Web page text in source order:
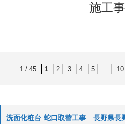
施工
1 / 45 1 2 3 4 5 ... 10
洗面化粧台 蛇口取替工事 長野県